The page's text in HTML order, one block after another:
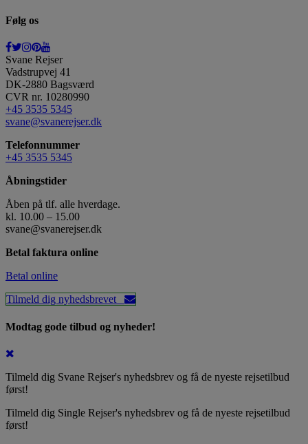
Følg os
Svane Rejser
Vadstrupvej 41
DK-2880 Bagsværd
CVR nr. 10280990
+45 3535 5345
svane@svanerejser.dk
Telefonnummer
+45 3535 5345
Åbningstider
Åben på tlf. alle hverdage.
kl. 10.00 – 15.00
svane@svanerejser.dk
Betal faktura online
Betal online
Tilmeld dig nyhedsbrevet
Modtag gode tilbud og nyheder!
Tilmeld dig Svane Rejser's nyhedsbrev og få de nyeste rejsetilbud
først!
Tilmeld dig Single Rejser's nyhedsbrev og få de nyeste rejsetilbud
først!